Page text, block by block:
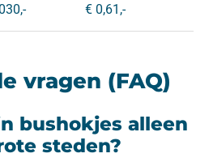
€ 0,61,-
vragen (FAQ)
bushokjes alleen
steden?